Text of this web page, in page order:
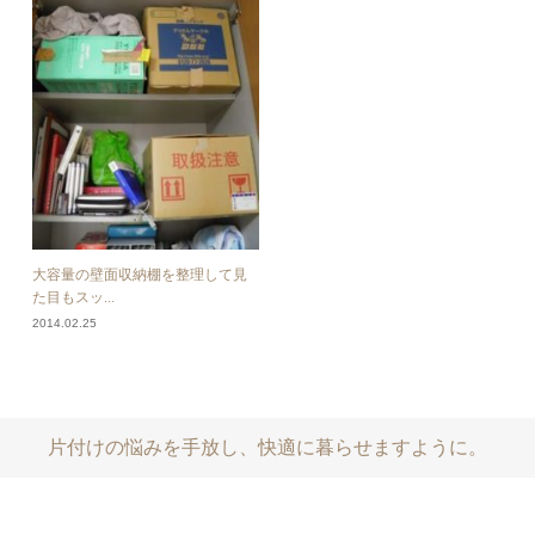
大容量の壁面収納棚を整理して見
た目もスッ...
2014.02.25
片付けの悩みを手放し、快適に暮らせますように。